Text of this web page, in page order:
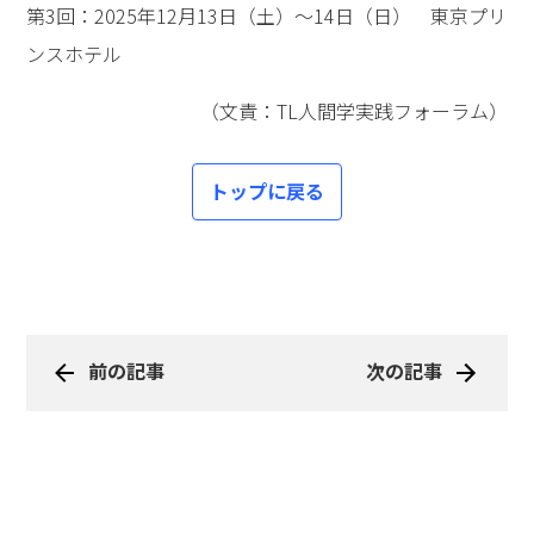
第3回：2025年12月13日（土）～14日（日） 東京プリ
ンスホテル
（文責：TL人間学実践フォーラム）
トップに戻る
前の記事 次の記事